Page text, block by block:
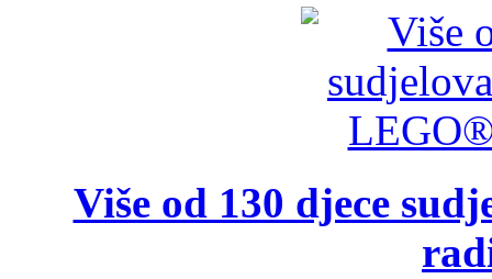
Više od 130 djece